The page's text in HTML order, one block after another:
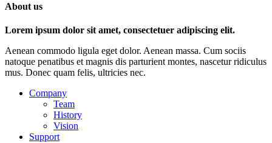
About us
Lorem ipsum dolor sit amet, consectetuer adipiscing elit.
Aenean commodo ligula eget dolor. Aenean massa. Cum sociis
natoque penatibus et magnis dis parturient montes, nascetur ridiculus
mus. Donec quam felis, ultricies nec.
Company
Team
History
Vision
Support